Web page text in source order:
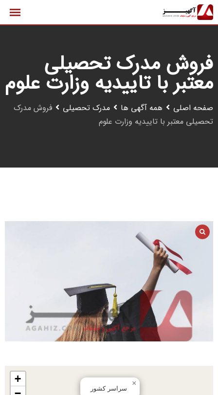
پرش
به
فروش مدرک تحصیلی
معتبر با تاییدیه وزارت علوم
صفحه اصلی همه آگهی ها مدرک تحصیلی
فروش مدرک
تحصیلی معتبر با تاییدیه وزارت علوم
سراسر کشور
×
+